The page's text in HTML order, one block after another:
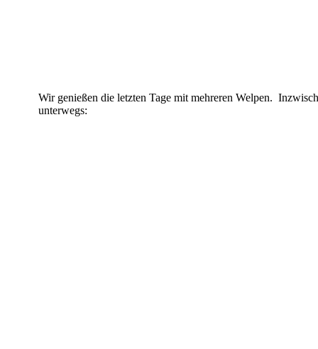
Wir genießen die letzten Tage mit mehreren Welpen.
unterwegs: